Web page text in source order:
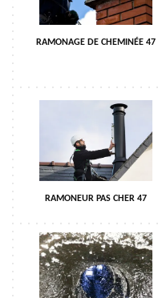
RAMONAGE DE CHEMINÉE 47
RAMONEUR PAS CHER 47